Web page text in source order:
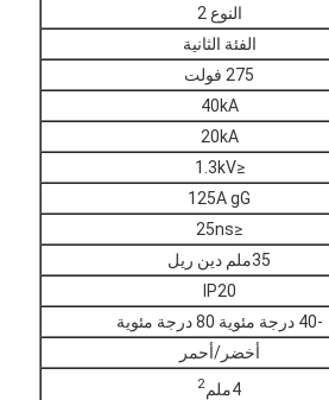
النوع 2
الفئة الثانية
275 فولت
40kA
20kA
≤1.3kV
125A gG
≤25ns
35ملم دين ريل
IP20
-40 درجة مئوية 80 درجة مئوية
أخضر/أحمر
4ملم 2